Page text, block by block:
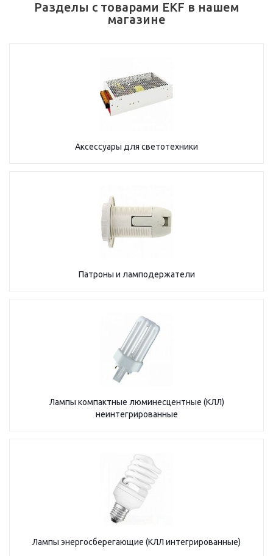
Разделы с товарами EKF в нашем
магазине
Аксессуары для светотехники
Патроны и ламподержатели
Лампы компактные люминесцентные (КЛЛ)
неинтегрированные
Лампы энергосберегающие (КЛЛ интегрированные)